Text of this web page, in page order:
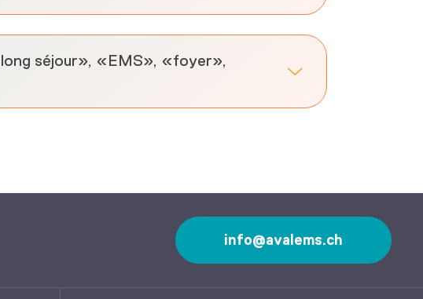
séjour», «EMS», «foyer»,
info@avalems.ch